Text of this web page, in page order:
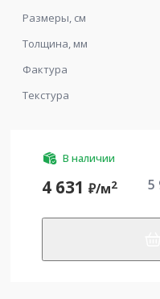
Размеры, см
Толщина, мм
Фактура
Текстура
В наличии
4 631 ₽/м2 5